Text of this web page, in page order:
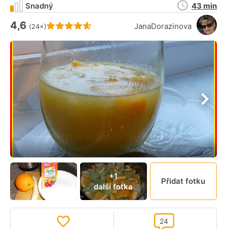
Hodnocení receptu je
4,6 (24×) JanaDorazinova
Snadný
Doba
přípravy
43 min
+1
další fotka
Přidat fotku
24